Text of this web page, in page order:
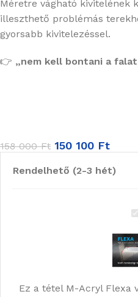
Méretre vágható kivitelének
illeszthető problémás
gyorsabb kivitelezéssel.
👉 „nem kell bontani a
158 000Ft 150 100 Ft
Rendelhető (2-3 hét)
Ez a tétel M-Acryl Flexa